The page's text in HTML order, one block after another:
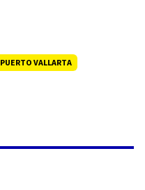
PUERTO VALLARTA